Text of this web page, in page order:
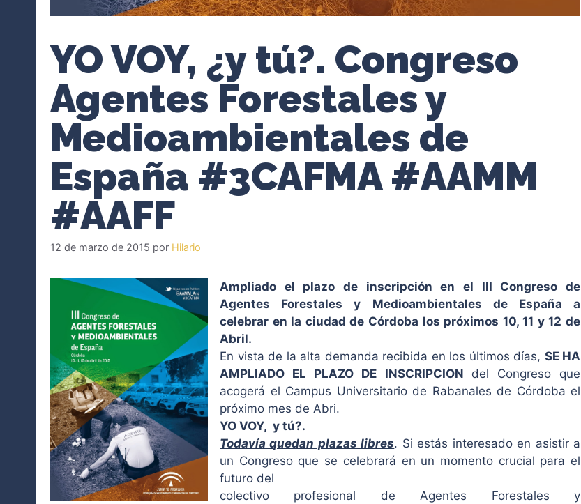
YO VOY, ¿y tú?. Congreso
Agentes Forestales y
Medioambientales de
España #3CAFMA #AAMM
#AAFF
12 de marzo de 2015 por Hilario
Ampliado el plazo de inscripción en el III Congreso de
Agentes Forestales y Medioambientales de España a
celebrar en la ciudad de Córdoba los próximos 10, 11 y 12 de
Abril.
En vista de la alta demanda recibida en los últimos días, SE HA
AMPLIADO EL PLAZO DE INSCRIPCION del Congreso que
acogerá el Campus Universitario de Rabanales de Córdoba el
próximo mes de Abri.
YO VOY, y tú?.
Todavía quedan plazas libres. Si estás interesado en asistir a
un Congreso que se celebrará en un momento crucial para el
futuro del
colectivo profesional de Agentes Forestales y